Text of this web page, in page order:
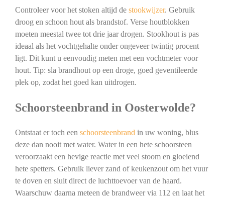
Controleer voor het stoken altijd de stookwijzer. Gebruik
droog en schoon hout als brandstof. Verse houtblokken
moeten meestal twee tot drie jaar drogen. Stookhout is pas
ideaal als het vochtgehalte onder ongeveer twintig procent
ligt. Dit kunt u eenvoudig meten met een vochtmeter voor
hout. Tip: sla brandhout op een droge, goed geventileerde
plek op, zodat het goed kan uitdrogen.
Schoorsteenbrand in Oosterwolde?
Ontstaat er toch een schoorsteenbrand in uw woning, blus
deze dan nooit met water. Water in een hete schoorsteen
veroorzaakt een hevige reactie met veel stoom en gloeiend
hete spetters. Gebruik liever zand of keukenzout om het vuur
te doven en sluit direct de luchttoevoer van de haard.
Waarschuw daarna meteen de brandweer via 112 en laat het